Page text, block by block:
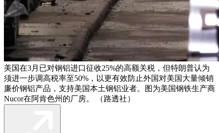
美国在3月已对钢铝进口征收25%的高额关税，但特朗普认为
须进一步调高税率至50%，以更有效防止外国对美国大量倾销
廉价钢铝产品，支持美国本土钢铝业者。图为美国钢铁生产商
Nucor在阿肯色州的厂房。 （路透社）